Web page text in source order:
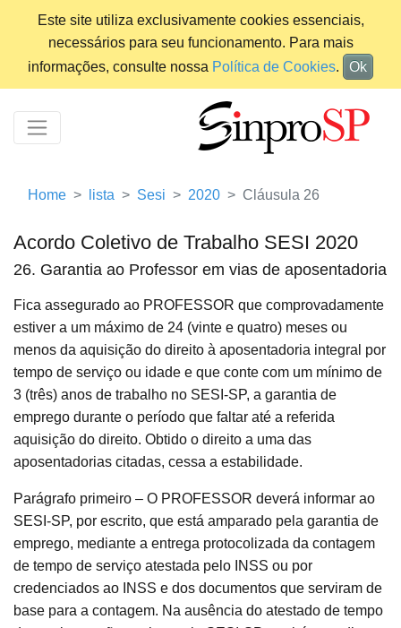
Este site utiliza exclusivamente cookies essenciais,
necessários para seu funcionamento. Para mais
informações, consulte nossa Política de Cookies. Ok
Home lista Sesi 2020 Cláusula 26
Acordo Coletivo de Trabalho SESI 2020
26. Garantia ao Professor em vias de aposentadoria
Fica assegurado ao PROFESSOR que comprovadamente
estiver a um máximo de 24 (vinte e quatro) meses ou
menos da aquisição do direito à aposentadoria integral por
tempo de serviço ou idade e que conte com um mínimo de
3 (três) anos de trabalho no SESI-SP, a garantia de
emprego durante o período que faltar até a referida
aquisição do direito. Obtido o direito a uma das
aposentadorias citadas, cessa a estabilidade.
Parágrafo primeiro – O PROFESSOR deverá informar ao
SESI-SP, por escrito, que está amparado pela garantia de
emprego, mediante a entrega protocolizada da contagem
de tempo de serviço atestada pelo INSS ou por
credenciados ao INSS e dos documentos que serviram de
base para a contagem. Na ausência do atestado de tempo